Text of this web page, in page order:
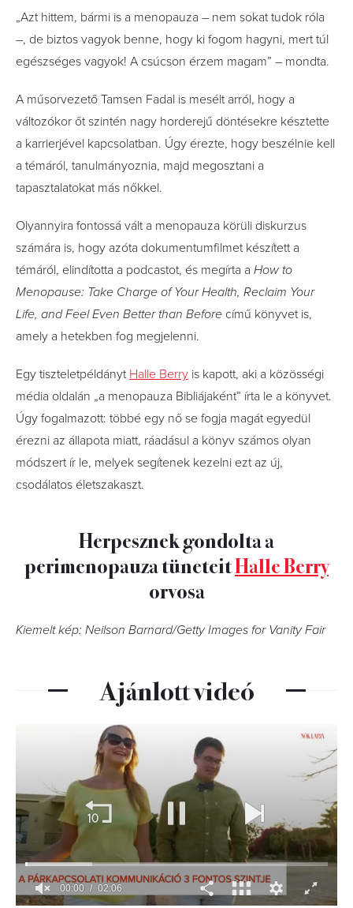
„Azt hittem, bármi is a menopauza – nem sokat tudok róla
–, de biztos vagyok benne, hogy ki fogom hagyni, mert túl
egészséges vagyok! A csúcson érzem magam” – mondta.
A műsorvezető Tamsen Fadal is mesélt arról, hogy a
változókor őt szintén nagy horderejű döntésekre késztette
a karrierjével kapcsolatban. Úgy érezte, hogy beszélnie kell
a témáról, tanulmányoznia, majd megosztani a
tapasztalatokat más nőkkel.
Olyannyira fontossá vált a menopauza körüli diskurzus
számára is, hogy azóta dokumentumfilmet készített a
témáról, elindította a podcastot, és megírta a How to
Menopause: Take Charge of Your Health, Reclaim Your
Life, and Feel Even Better than Before című könyvet is,
amely a hetekben fog megjelenni.
Egy tiszteletpéldányt Halle Berry is kapott, aki a közösségi
média oldalán „a menopauza Bibliájaként” írta le a könyvet.
Úgy fogalmazott: többé egy nő se fogja magát egyedül
érezni az állapota miatt, ráadásul a könyv számos olyan
módszert ír le, melyek segítenek kezelni ezt az új,
csodálatos életszakaszt.
Herpesznek gondolta a
perimenopauza tüneteitHalle Berry
orvosa
Kiemelt kép: Neilson Barnard/Getty Images for Vanity Fair
Ajánlott videó
00:01 02:06